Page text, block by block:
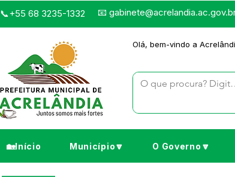
📞+55 68 3235-1332 📧
Olá, bem-vindo a
🏡Início Município🔽 O Governo🔽